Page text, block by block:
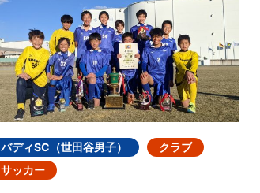
バディSC（世田谷男子）
クラブ
サッカー